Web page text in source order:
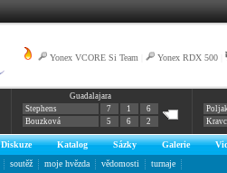
Yonex VCORE Si Team Yonex RDX 500
Guadalajara
Stephens
7 1
6
Bouzková
5 6 2
Diskuze Katalog Sázky Galerie
soutěž moje hvězda vědomosti turnaje